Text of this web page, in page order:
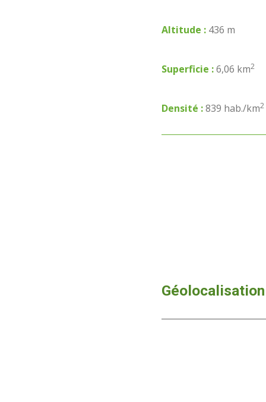
Altitude : 436 m
Superficie :6,06 km2
Densité :839 hab./km2
Géolocalisation